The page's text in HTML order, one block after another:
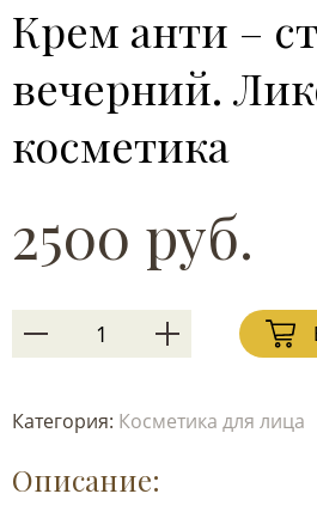
Крем анти –
вечерний.
косметика
2500 руб.
Категория: Косметика для лица
Описание: